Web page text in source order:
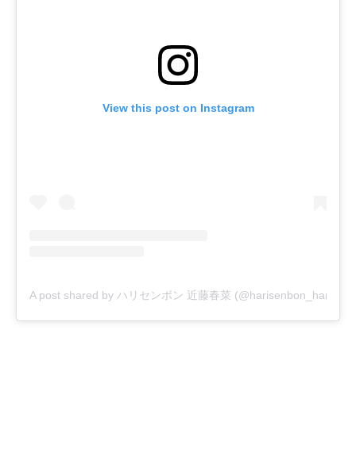
View this post on Instagram
A post shared by ハリセンボン 近藤春菜 (@harisenbon_haruna)